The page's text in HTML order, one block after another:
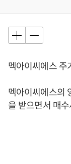
멕아이씨에스 주
멕아이씨에스의
을 받으면서 매